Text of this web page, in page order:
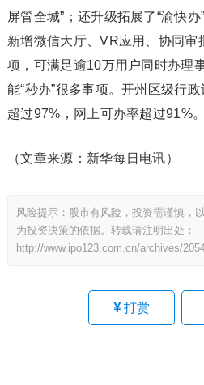
屏管全城”；还升级拓展了“渝快
新增微信大厅、VR应用、协同审
项，可满足逾10万用户同时办理
能“秒办”很多事项。开州区级行
超过97%，网上可办率超过91%。
（文章来源：新华每日电讯）
风险提示：股市有风险，投资需谨慎，
为投资决策的依据。转载请注明出处：
http://www.ipo123.com.cn/archives/
打赏